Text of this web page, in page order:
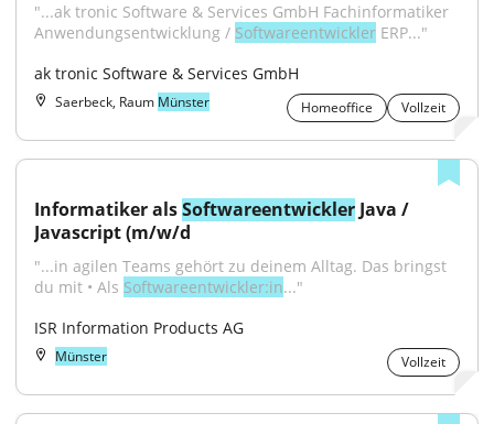
"...ak tronic Software & Services GmbH Fachinformatiker
Anwendungsentwicklung / Softwareentwickler ERP..."
ak tronic Software & Services GmbH
Saerbeck, Raum Münster Homeoffice Vollzeit
Informatiker als Softwareentwickler Java /
Javascript (m/w/d
"...in agilen Teams gehört zu deinem Alltag. Das bringst
du mit • Als Softwareentwickler:in..."
ISR Information Products AG
Münster Vollzeit